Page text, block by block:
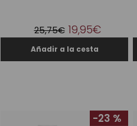
25,75€ 19,95€
-23 %